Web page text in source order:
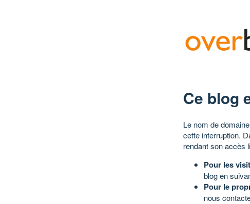
Ce blog
Le nom de
cette interruption.
rendant son accès
Pour les
blog en
Pour le
nous